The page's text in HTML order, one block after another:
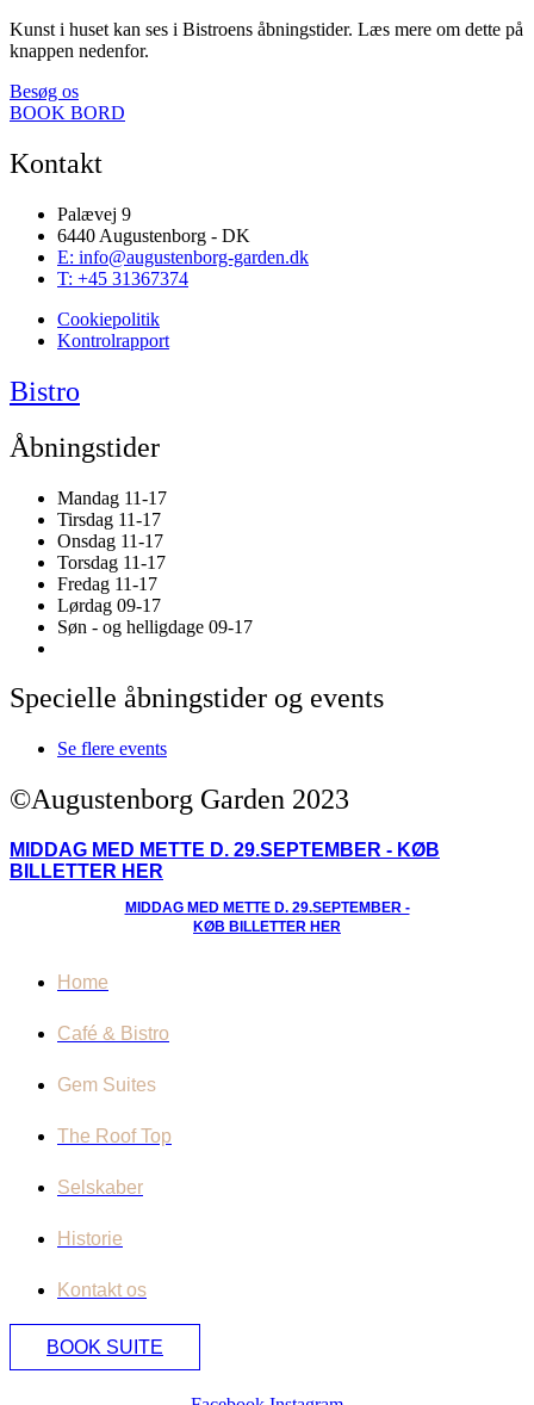
Kunst i huset kan ses i Bistroens åbningstider. Læs mere om dette på
knappen nedenfor.
Besøg os
BOOK BORD
Kontakt
Palævej 9
6440 Augustenborg - DK
E: info@augustenborg-garden.dk
T: +45 31367374
Cookiepolitik
Kontrolrapport
Bistro
Åbningstider
Mandag 11-17
Tirsdag 11-17
Onsdag 11-17
Torsdag 11-17
Fredag 11-17
Lørdag 09-17
Søn - og helligdage 09-17
Specielle åbningstider og events
Se flere events
©Augustenborg Garden 2023
MIDDAG MED METTE D. 29.SEPTEMBER - KØB
BILLETTER HER
MIDDAG MED METTE D. 29.SEPTEMBER -
KØB BILLETTER HER
Home
Café & Bistro
Gem Suites
The Roof Top
Selskaber
Historie
Kontakt os
BOOK SUITE